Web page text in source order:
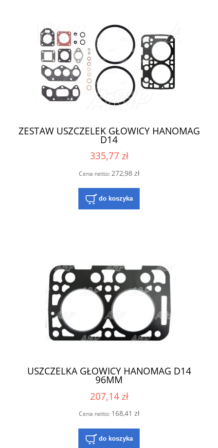
ZESTAW USZCZELEK GŁOWICY HANOMAG
D14
335,77 zł
Cena netto: 272,98 zł
do koszyka
USZCZELKA GŁOWICY HANOMAG D14
96MM
207,14 zł
Cena netto: 168,41 zł
do koszyka